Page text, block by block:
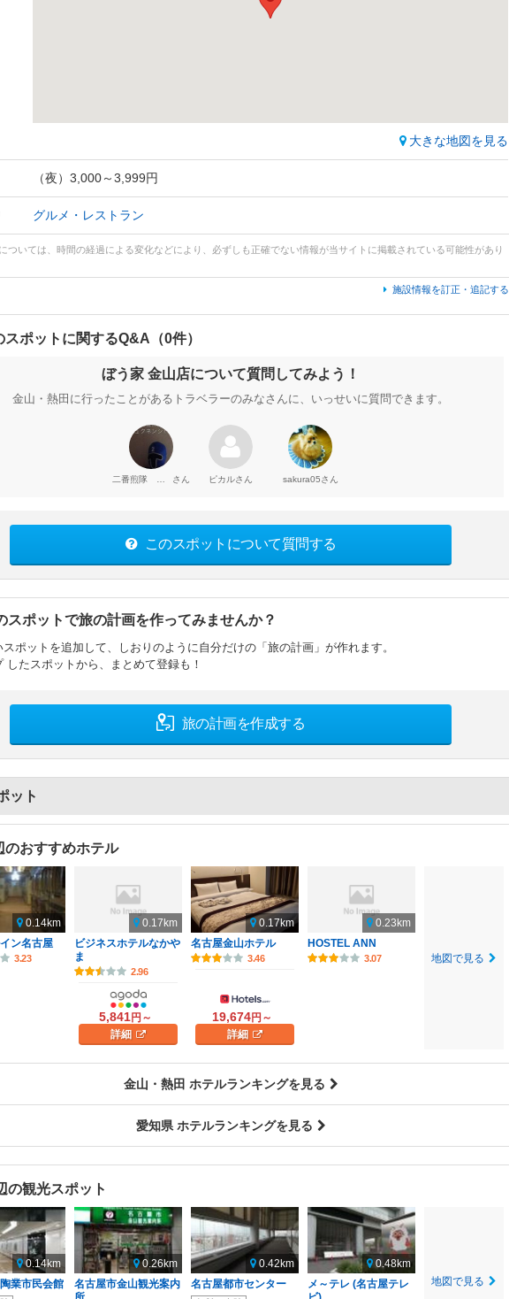
大きな地図を見る
（夜）3,000～3,999円
グルメ・レストラン
ついては、時間の経過による変化などにより、必ずしも正確でない情報が当サイトに掲載されている可能性があり
施設情報を訂正・追記する
スポットに関するQ&A（0件）
ぼう家 金山店について質問してみよう！
金山・熱田に行ったことがあるトラベラーのみなさんに、いっせいに質問できます。
さん ピカルさん sakura05さん
このスポットについて質問する
スポットで旅の計画を作ってみませんか？
ポットを追加して、しおりのように自分だけの「旅の計画」が作れます。
したスポットから、まとめて登録も！
旅の計画を作成する
ット
のおすすめホテル
0.14km
ン名古屋
3.23
0.17km
ビジネスホテルなかや
ま
2.96
5,841円～
詳細
0.17km
名古屋金山ホテル
3.46
19,674円～
詳細
0.23km
HOSTEL ANN
3.07 地図で見る
金山・熱田 ホテルランキングを見る
愛知県 ホテルランキングを見る
の観光スポット
0.14km
業市民会館
0.26km
名古屋市金山観光案内
0.42km
名古屋都市センター
0.48km
メ～テレ (名古屋テレ
地図で見る